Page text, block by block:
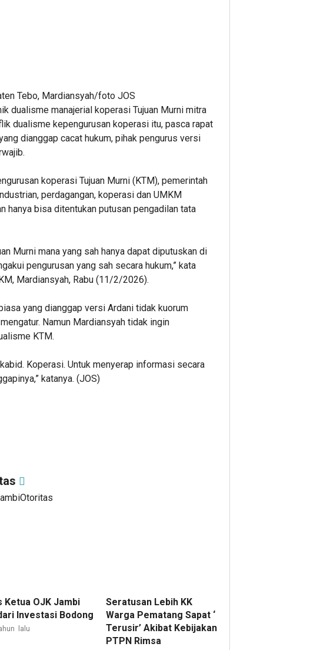
Tebo, Mardiansyah/foto JOS
dualisme manajerial koperasi Tujuan Murni mitra
dualisme kepengurusan koperasi itu, pasca rapat
dianggap cacat hukum, pihak pengurus versi
koperasi Tujuan Murni (KTM), pemerintah
perdagangan, koperasi dan UMKM
hanya bisa ditentukan putusan pengadilan tata
Murni mana yang sah hanya dapat diputuskan di
pengurusan yang sah secara hukum,” kata
Mardiansyah, Rabu (11/2/2026).
yang dianggap versi Ardani tidak kuorum
Namun Mardiansyah tidak ingin
KTM.
Koperasi. Untuk menyerap informasi secara
katanya. (JOS)
Ketua OJK Jambi
Investasi Bodong
lalu
Seratusan Lebih KK
Warga Pematang Sapat ‘
Terusir’ Akibat Kebijakan
PTPN Rimsa